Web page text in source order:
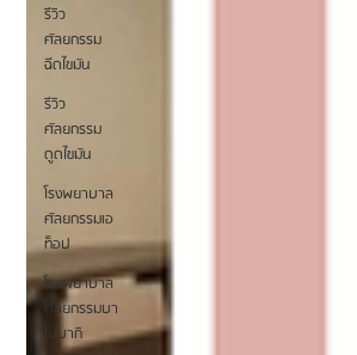
รีวิว
ศัลยกรรม
ฉีดไขมัน
รีวิว
ศัลยกรรม
ดูดไขมัน
โรงพยาบาล
ศัลยกรรมเอ
ท็อป
โรงพยาบาล
ศัลยกรรมบา
โนบากิ